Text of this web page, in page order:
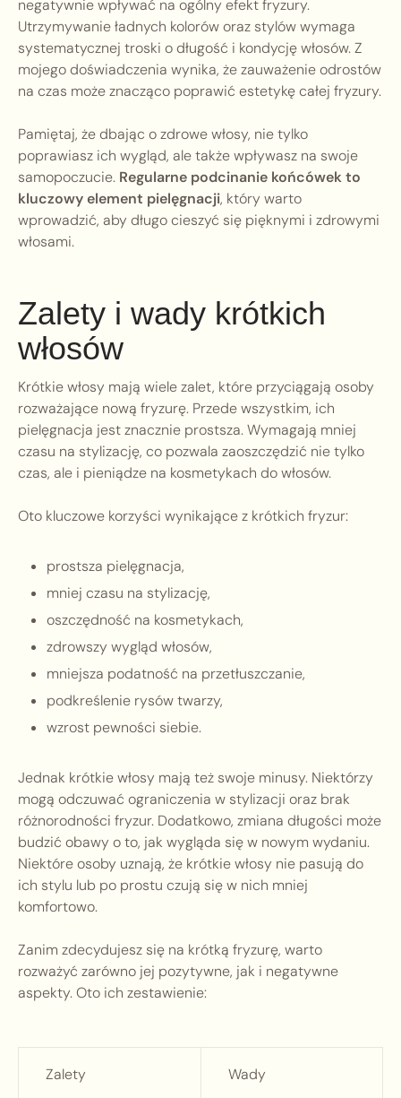
negatywnie wpływać na ogólny efekt fryzury.
Utrzymywanie ładnych kolorów oraz stylów wymaga
systematycznej troski o długość i kondycję włosów. Z
mojego doświadczenia wynika, że zauważenie odrostów
na czas może znacząco poprawić estetykę całej fryzury.
Pamiętaj, że dbając o zdrowe włosy, nie tylko
poprawiasz ich wygląd, ale także wpływasz na swoje
samopoczucie. Regularne podcinanie końcówek to
kluczowy element pielęgnacji, który warto
wprowadzić, aby długo cieszyć się pięknymi i zdrowymi
włosami.
Zalety i wady krótkich
włosów
Krótkie włosy mają wiele zalet, które przyciągają osoby
rozważające nową fryzurę. Przede wszystkim, ich
pielęgnacja jest znacznie prostsza. Wymagają mniej
czasu na stylizację, co pozwala zaoszczędzić nie tylko
czas, ale i pieniądze na kosmetykach do włosów.
Oto kluczowe korzyści wynikające z krótkich fryzur:
prostsza pielęgnacja,
mniej czasu na stylizację,
oszczędność na kosmetykach,
zdrowszy wygląd włosów,
mniejsza podatność na przetłuszczanie,
podkreślenie rysów twarzy,
wzrost pewności siebie.
Jednak krótkie włosy mają też swoje minusy. Niektórzy
mogą odczuwać ograniczenia w stylizacji oraz brak
różnorodności fryzur. Dodatkowo, zmiana długości może
budzić obawy o to, jak wygląda się w nowym wydaniu.
Niektóre osoby uznają, że krótkie włosy nie pasują do
ich stylu lub po prostu czują się w nich mniej
komfortowo.
Zanim zdecydujesz się na krótką fryzurę, warto
rozważyć zarówno jej pozytywne, jak i negatywne
aspekty. Oto ich zestawienie:
Zalety Wady